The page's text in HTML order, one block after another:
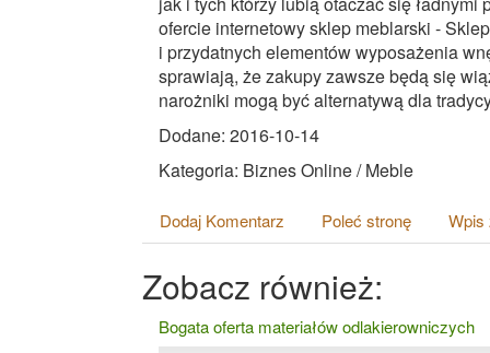
ofercie internetowy sklep meblarski -
i przydatnych elementów wyposażenia
sprawiają, że zakupy zawsze będą się
narożniki mogą być alternatywą dla
Dodane: 2016-10-14
Kategoria: Biznes Online / Meble
Dodaj Komentarz Poleć stronę Wpis
Zobacz również:
Bogata oferta materiałów odlakierowniczych